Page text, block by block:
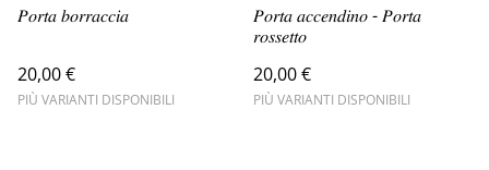
𝑃𝑜𝑟𝑡𝑎 𝑏𝑜𝑟𝑟𝑎𝑐𝑐𝑖𝑎
20,00 €
PIÙ VARIANTI DISPONIBILI
𝑃𝑜𝑟𝑡𝑎 𝑎𝑐𝑐𝑒𝑛𝑑𝑖𝑛𝑜 - 𝑃𝑜𝑟𝑡𝑎
𝑟𝑜𝑠𝑠𝑒𝑡𝑡𝑜
20,00 €
PIÙ VARIANTI DISPONIBILI